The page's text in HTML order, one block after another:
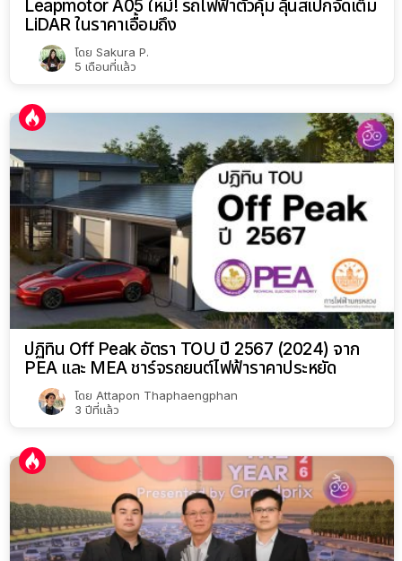
Leapmotor A05 ใหม่! รถไฟฟ้าตัวคุ้ม ลุ้นสเปกจัดเต็ม
LiDAR ในราคาเอื้อมถึง
โดย Sakura P.
5 เดือนที่แล้ว
ปฏิทิน Off Peak อัตรา TOU ปี 2567 (2024) จาก
PEA และ MEA ชาร์จรถยนต์ไฟฟ้าราคาประหยัด
โดย Attapon Thaphaengphan
3 ปีที่แล้ว